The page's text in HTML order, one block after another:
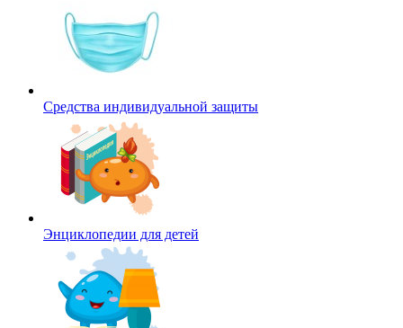
Средства индивидуальной защиты
Энциклопедии для детей